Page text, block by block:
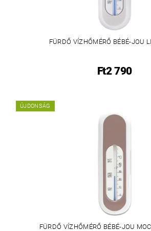
FÜRDŐ VÍZHŐMÉRŐ BÉBÉ-JOU
Ft2 790
ÚJDONSÁG
FÜRDŐ VÍZHŐMÉRŐ BÉBÉ-JOU